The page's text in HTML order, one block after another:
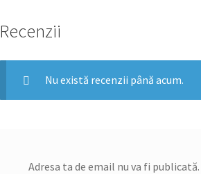
Recenzii
Nu există recenzii până acum.
Adresa ta de email nu va fi publicată.